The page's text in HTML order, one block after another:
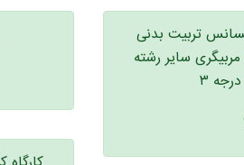
یا لیسانس تربیت بدنی
سایر رشته
۳